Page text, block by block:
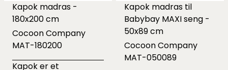
Kapok madras -
180x200 cm
Cocoon Company
MAT-180200
Kapok er et
Kapok madras til
Babybay MAXI seng -
50x89 cm
Cocoon Company
MAT-050089